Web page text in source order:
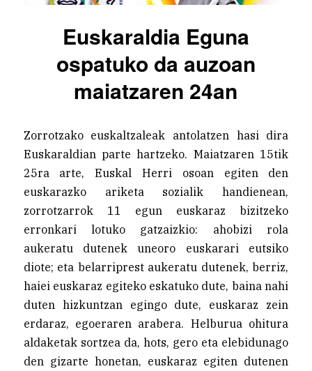
Euskaraldia Eguna
ospatuko da auzoan
maiatzaren 24an
Zorrotzako euskaltzaleak antolatzen hasi dira
Euskaraldian parte hartzeko. Maiatzaren 15tik
25ra arte, Euskal Herri osoan egiten den
euskarazko ariketa sozialik handienean,
zorrotzarrok 11 egun euskaraz bizitzeko
erronkari lotuko gatzaizkio: ahobizi rola
aukeratu dutenek uneoro euskarari eutsiko
diote; eta belarriprest aukeratu dutenek, berriz,
haiei euskaraz egiteko eskatuko dute, baina nahi
duten hizkuntzan egingo dute, euskaraz zein
erdaraz, egoeraren arabera. Helburua ohitura
aldaketak sortzea da, hots, gero eta elebidunago
den gizarte honetan, euskaraz egiten dutenen